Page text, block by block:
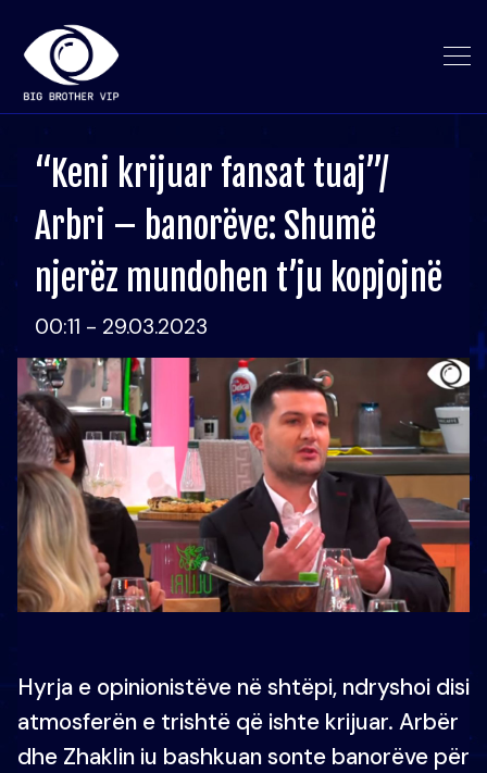
“Keni krijuar fansat tuaj”/
Arbri – banorëve: Shumë
njerëz mundohen t’ju kopjojnë
00:11 - 29.03.2023
Hyrja e opinionistëve në shtëpi, ndryshoi disi
atmosferën e trishtë që ishte krijuar. Arbër
dhe Zhaklin iu bashkuan sonte banorëve për